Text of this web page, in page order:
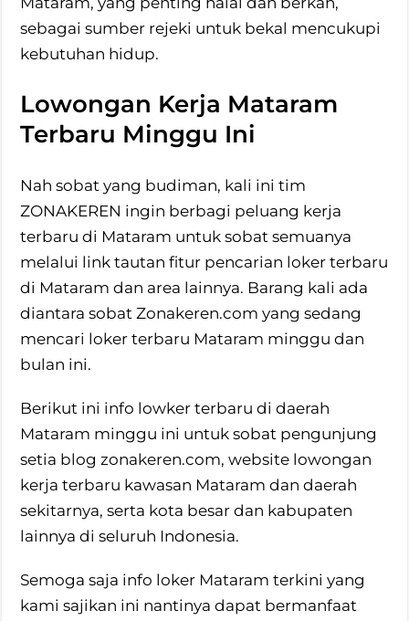
sebagai sumber rejeki untuk bekal mencukupi
kebutuhan hidup.
Lowongan Kerja Mataram
Terbaru Minggu Ini
Nah sobat yang budiman, kali ini tim
ZONAKEREN ingin berbagi peluang kerja
terbaru di Mataram untuk sobat semuanya
melalui link tautan fitur pencarian loker terbaru
di Mataram dan area lainnya. Barang kali ada
diantara sobat Zonakeren.com yang sedang
mencari loker terbaru Mataram minggu dan
bulan ini.
Berikut ini info lowker terbaru di daerah
Mataram minggu ini untuk sobat pengunjung
setia blog zonakeren.com, website lowongan
kerja terbaru kawasan Mataram dan daerah
sekitarnya, serta kota besar dan kabupaten
lainnya di seluruh Indonesia.
Semoga saja info loker Mataram terkini yang
kami sajikan ini nantinya dapat bermanfaat